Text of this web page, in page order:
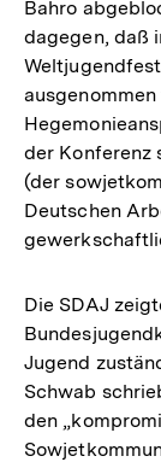
Bahro
dagegen, daß
der Konferenz
(der
Deutschen
Die SDAJ
Jugend
Schwab
den